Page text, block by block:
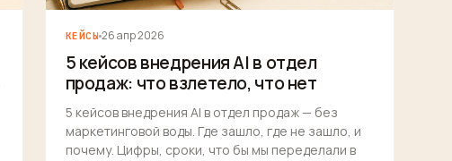
КЕЙСЫ 26 апр 2026
5 кейсов внедрения AI в отдел
продаж: что взлетело, что нет
5 кейсов внедрения AI в отдел продаж — без
маркетинговой воды. Где зашло, где не зашло, и
почему. Цифры, сроки, что бы мы переделали в